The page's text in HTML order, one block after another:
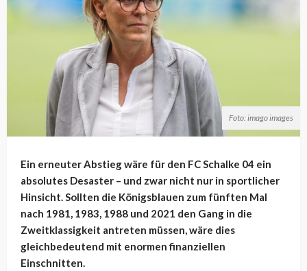
Foto: imago images
Ein erneuter Abstieg wäre für den FC Schalke 04 ein
absolutes Desaster – und zwar nicht nur in sportlicher
Hinsicht. Sollten die Königsblauen zum fünften Mal
nach 1981, 1983, 1988 und 2021 den Gang in die
Zweitklassigkeit antreten müssen, wäre dies
gleichbedeutend mit enormen finanziellen
Einschnitten.